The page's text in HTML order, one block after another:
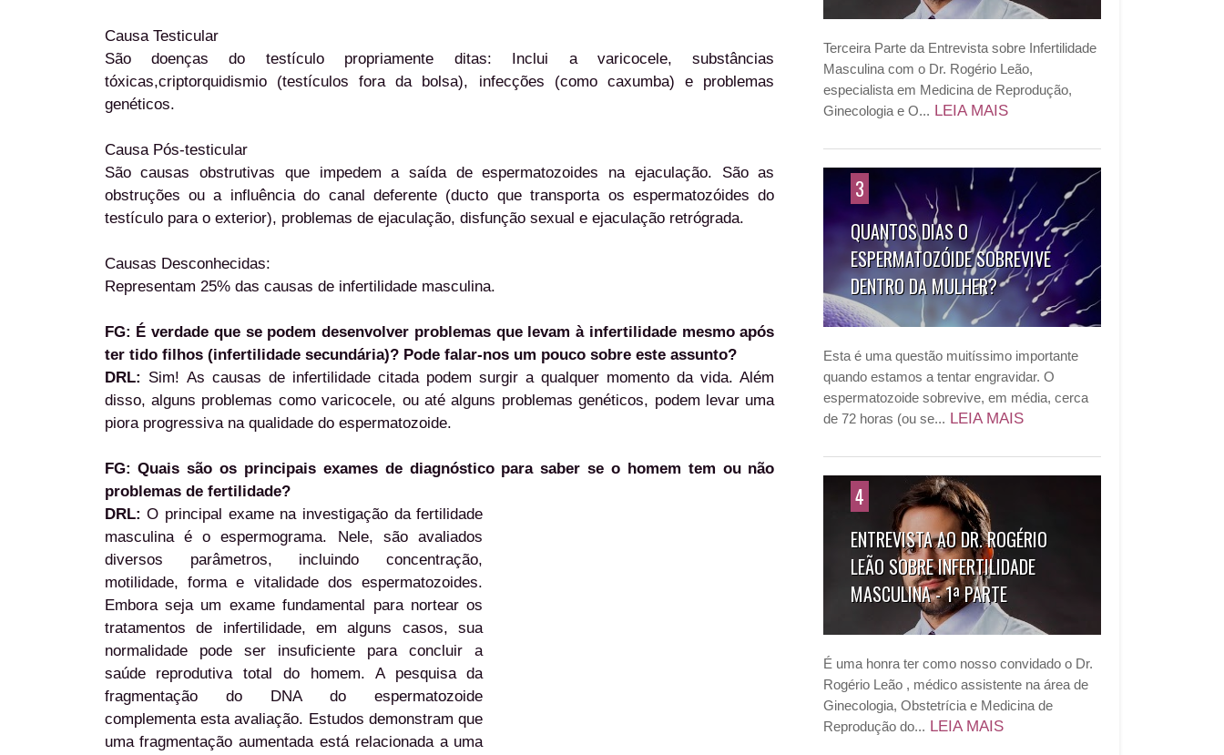
Causa Testicular
São doenças do testículo propriamente ditas: Inclui a varicocele, substâncias
tóxicas,criptorquidismio (testículos fora da bolsa), infecções (como caxumba) e problemas
genéticos.
Causa Pós-testicular
São causas obstrutivas que impedem a saída de espermatozoides na ejaculação. São as
obstruções ou a influência do canal deferente (ducto que transporta os espermatozóides do
testículo para o exterior), problemas de ejaculação, disfunção sexual e ejaculação retrógrada.
Causas Desconhecidas:
Representam 25% das causas de infertilidade masculina.
FG: É verdade que se podem desenvolver problemas que levam à infertilidade mesmo após
ter tido filhos (infertilidade secundária)? Pode falar-nos um pouco sobre este assunto?
DRL: Sim! As causas de infertilidade citada podem surgir a qualquer momento da vida. Além
disso, alguns problemas como varicocele, ou até alguns problemas genéticos, podem levar uma
piora progressiva na qualidade do espermatozoide.
FG: Quais são os principais exames de diagnóstico para saber se o homem tem ou não
problemas de fertilidade?
DRL:O principal exame na investigação da fertilidade
masculina é o espermograma. Nele, são avaliados
diversos parâmetros, incluindo concentração,
motilidade, forma e vitalidade dos espermatozoides.
Embora seja um exame fundamental para nortear os
tratamentos de infertilidade, em alguns casos, sua
normalidade pode ser insuficiente para concluir a
saúde reprodutiva total do homem. A pesquisa da
fragmentação do DNA do espermatozoide
complementa esta avaliação. Estudos demonstram que
uma fragmentação aumentada está relacionada a uma
Terceira Parte da Entrevista sobre Infertilidade
Masculina com o Dr. Rogério Leão,
especialista em Medicina de Reprodução,
Ginecologia e O... LEIA MAIS
3
QUANTOS DIAS O
ESPERMATOZÓIDE SOBREVIVE
DENTRO DA MULHER?
Esta é uma questão muitíssimo importante
quando estamos a tentar engravidar. O
espermatozoide sobrevive, em média, cerca
de 72 horas (ou se... LEIA MAIS
4
ENTREVISTA AO DR. ROGÉRIO
LEÃO SOBRE INFERTILIDADE
MASCULINA - 1ª PARTE
É uma honra ter como nosso convidado o Dr.
Rogério Leão , médico assistente na área de
Ginecologia, Obstetrícia e Medicina de
Reprodução do... LEIA MAIS